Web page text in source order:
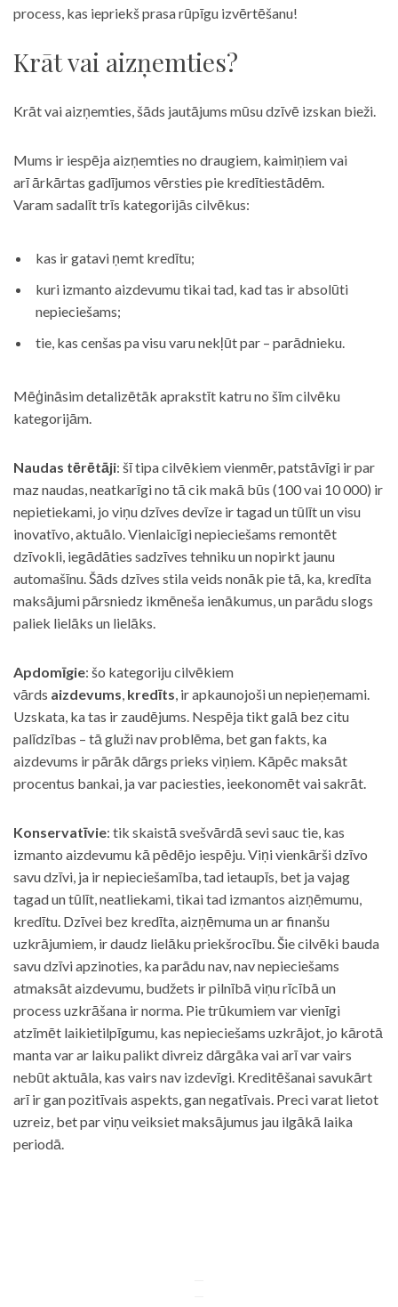
process, kas iepriekš prasa rūpīgu izvērtēšanu!
Krāt vai aizņemties?
Krāt vai aizņemties, šāds jautājums mūsu dzīvē izskan bieži.
Mums ir iespēja aizņemties no draugiem, kaimiņiem vai
arī ārkārtas gadījumos vērsties pie kredītiestādēm.
Varam sadalīt trīs kategorijās cilvēkus:
kas ir gatavi ņemt kredītu;
kuri izmanto aizdevumu tikai tad, kad tas ir absolūti
nepieciešams;
tie, kas cenšas pa visu varu nekļūt par – parādnieku.
Mēģināsim detalizētāk aprakstīt katru no šīm cilvēku
kategorijām.
Naudas tērētāji: šī tipa cilvēkiem vienmēr, patstāvīgi ir par
maz naudas, neatkarīgi no tā cik makā būs (100 vai 10 000) ir
nepietiekami, jo viņu dzīves devīze ir tagad un tūlīt un visu
inovatīvo, aktuālo. Vienlaicīgi nepieciešams remontēt
dzīvokli, iegādāties sadzīves tehniku un nopirkt jaunu
automašīnu. Šāds dzīves stila veids nonāk pie tā, ka, kredīta
maksājumi pārsniedz ikmēneša ienākumus, un parādu slogs
paliek lielāks un lielāks.
Apdomīgie: šo kategoriju cilvēkiem
vārds aizdevums, kredīts, ir apkaunojoši un nepieņemami.
Uzskata, ka tas ir zaudējums. Nespēja tikt galā bez citu
palīdzības – tā gluži nav problēma, bet gan fakts, ka
aizdevums ir pārāk dārgs prieks viņiem. Kāpēc maksāt
procentus bankai, ja var paciesties, ieekonomēt vai sakrāt.
Konservatīvie: tik skaistā svešvārdā sevi sauc tie, kas
izmanto aizdevumu kā pēdējo iespēju. Viņi vienkārši dzīvo
savu dzīvi, ja ir nepieciešamība, tad ietaupīs, bet ja vajag
tagad un tūlīt, neatliekami, tikai tad izmantos aizņēmumu,
kredītu. Dzīvei bez kredīta, aizņēmuma un ar finanšu
uzkrājumiem, ir daudz lielāku priekšrocību. Šie cilvēki bauda
savu dzīvi apzinoties, ka parādu nav, nav nepieciešams
atmaksāt aizdevumu, budžets ir pilnībā viņu rīcībā un
process uzkrāšana ir norma. Pie trūkumiem var vienīgi
atzīmēt laikietilpīgumu, kas nepieciešams uzkrājot, jo kārotā
manta var ar laiku palikt divreiz dārgāka vai arī var vairs
nebūt aktuāla, kas vairs nav izdevīgi. Kreditēšanai savukārt
arī ir gan pozitīvais aspekts, gan negatīvais. Preci varat lietot
uzreiz, bet par viņu veiksiet maksājumus jau ilgākā laika
periodā.